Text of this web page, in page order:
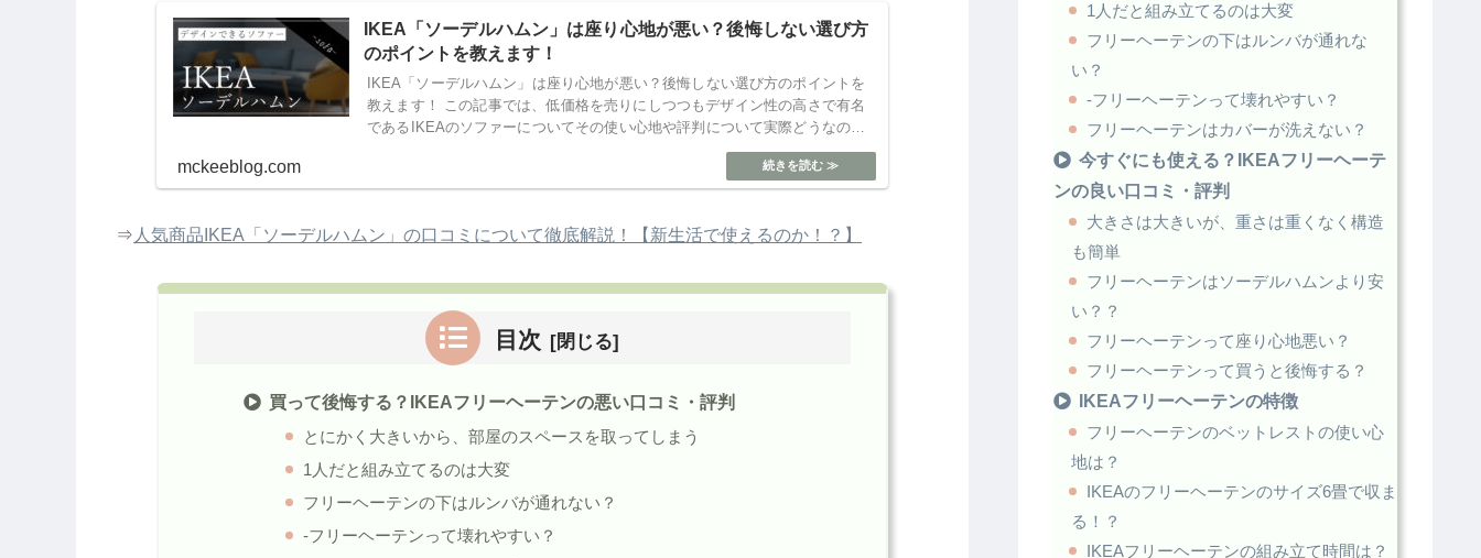
IKEA「ソーデルハムン」は座り心地が悪い？後悔しない選び方
のポイントを教えます！
IKEA「ソーデルハムン」は座り心地が悪い？後悔しない選び方のポイントを
教えます！ この記事では、低価格を売りにしつつもデザイン性の高さで有名
であるIKEAのソファーについてその使い心地や評判について実際どうなのか
mckeeblog.com
⇒ 人気商品IKEA「ソーデルハムン」の口コミについて徹底解説！【新生活で使えるのか！？】
目次
買って後悔する？IKEAフリーヘーテンの悪い口コミ・評判
とにかく大きいから、部屋のスペースを取ってしまう
1人だと組み立てるのは大変
フリーヘーテンの下はルンバが通れない？
-フリーヘーテンって壊れやすい？
1人だと組み立てるのは大変
フリーヘーテンの下はルンバが通れな
い？
-フリーヘーテンって壊れやすい？
フリーヘーテンはカバーが洗えない？
今すぐにも使える？IKEAフリーヘーテ
ンの良い口コミ・評判
大きさは大きいが、重さは重くなく構造
も簡単
フリーヘーテンはソーデルハムンより安
い？？
フリーヘーテンって座り心地悪い？
フリーヘーテンって買うと後悔する？
IKEAフリーヘーテンの特徴
フリーヘーテンのベットレストの使い心
地は？
IKEAのフリーヘーテンのサイズ6畳で収ま
る！？
IKEAフリーヘーテンの組み立て時間は？